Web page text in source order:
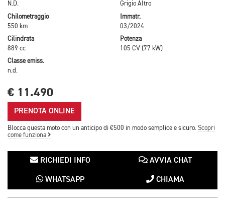
N.D.
Grigio Altro
Chilometraggio
550 km
Immatr.
03/2024
Cilindrata
889 cc
Potenza
105 CV (77 kW)
Classe emiss.
n.d.
€ 11.490
PRENOTA ONLINE
Blocca questa moto con un anticipo di €500 in modo semplice e sicuro. Scopri
come funziona
RICHIEDI INFO AVVIA CHAT
WHATSAPP CHIAMA